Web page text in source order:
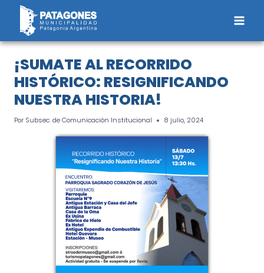
Saltar
contenido
¡SUMATE AL RECORRIDO
HISTÓRICO: RESIGNIFICANDO
NUESTRA HISTORIA!
Por Subsec. de Comunicación Institucional 8 julio, 2024